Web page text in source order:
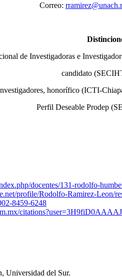
Correo:
de Investigadoras e
candidato
honorífico (ICTI-
Perfil Deseable Prodep
docentes/131-rodolfo-
profile/Rodolfo-Ramirez-Leon/
8459-6248
Universidad del Sur.